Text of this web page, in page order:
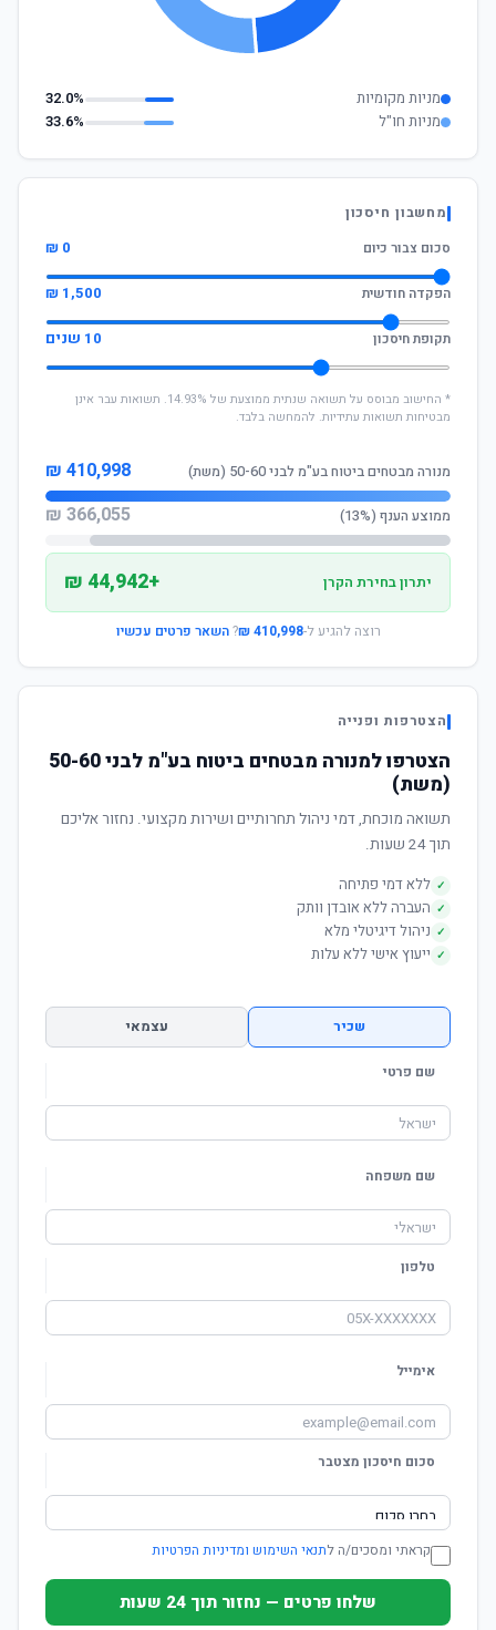
מניות מקומיות
32.0%
מניות חו"ל
33.6%
מחשבון חיסכון
סכום צבור כיום
0 ₪
הפקדה חודשית 1,500 ₪
תקופת חיסכון 10 שנים
* החישוב מבוסס על תשואה שנתית ממוצעת של 14.93%. תשואות עבר אינן
מבטיחות תשואות עתידיות. להמחשה בלבד.
מנורה מבטחים ביטוח בע"מ לבני 50-60 (משת) 410,998 ₪
ממוצע הענף (13%) 366,055 ₪
יתרון בחירת הקרן +44,942 ₪
רוצה להגיע ל-410,998 ₪
?השאר פרטים עכשיו
הצטרפות ופנייה
הצטרפו למנורה מבטחים ביטוח בע"מ לבני 50-60
(משת)
תשואה מוכחת, דמי ניהול תחרותיים ושירות מקצועי. נחזור אליכם
תוך 24 שעות.
✓ ללא דמי פתיחה
✓ העברה ללא אובדן וותק
✓ ניהול דיגיטלי מלא
✓ ייעוץ אישי ללא עלות
שכיר עצמאי
שם פרטי
שם משפחה
טלפון
אימייל
סכום חיסכון מצטבר
קראתי ומסכים/ה לתנאי השימוש ומדיניות הפרטיות
שלחו פרטים — נחזור תוך 24 שעות